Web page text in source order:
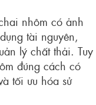
nhôm có ảnh
tài nguyên,
lý chất thải. Tuy
đúng cách có
tối ưu hóa sử